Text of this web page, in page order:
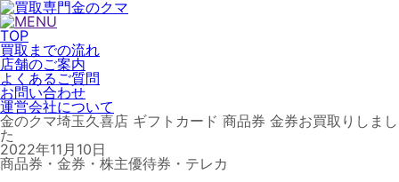
TOP
買取までの流れ
店舗のご案内
よくあるご質問
お問い合わせ
運営会社について
金のクマ埼玉久喜店 ギフトカード 商品券 金券お買取りしまし
た
2022年11月10日
商品券・金券・株主優待券・テレカ